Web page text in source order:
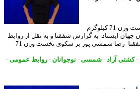
رضا شمسی پور بر سکوی نخست وزن 71 کیلوگرم
ایستاد. به گزارش شفقنا و به نقل از روابط
عمومی فدراسیون کشتی، - شفقنا- رضا شمسی پور بر سکوی نخست وزن 71
آزاد- شمسی-نوجوانان-روابط عمومی-